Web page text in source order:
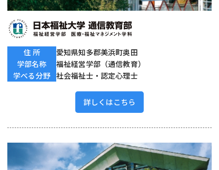
住 所
愛知県知多郡美浜町奥田
学部名称
福祉経営学部（通信教育）
学べる分野 社会福祉士・認定心理士
詳しくはこちら